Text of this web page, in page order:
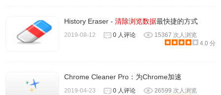
History Eraser -清除浏览数据最快捷的方式
2019-08-12 0 人评论
15367 次人浏览
4.0 分
Chrome Cleaner Pro：为Chrome加速
2019-04-23 0 人评论
26599 次人浏览